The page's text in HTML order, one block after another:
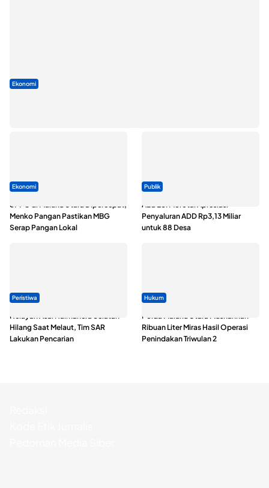
Ekonomi
Ekonomi
SPPG di Maluku Utara Dipercepat,
Menko Pangan Pastikan MBG
Serap Pangan Lokal
Publik
ABDESI Morotai Apresiasi
Penyaluran ADD Rp3,13 Miliar
untuk 88 Desa
Peristiwa
Nelayan Asal Halmahera Selatan
Hilang Saat Melaut, Tim SAR
Lakukan Pencarian
Hukum
Polda Maluku Utara Musnahkan
Ribuan Liter Miras Hasil Operasi
Penindakan Triwulan 2